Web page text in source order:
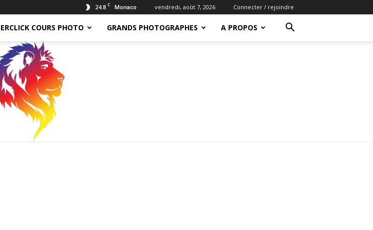
24.8 C Monaco vendredi, août 7, 2026 Connecter / rejoindre
COURS PHOTO GRANDS PHOTOGRAPHES A PROPOS